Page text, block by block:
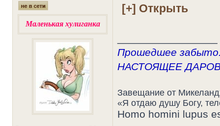
Маленькая хулиганка
Прошедшее
НАСТОЯЩЕЕ
Завещание от
«Я отдаю душу Богу,
Homo homini lupus